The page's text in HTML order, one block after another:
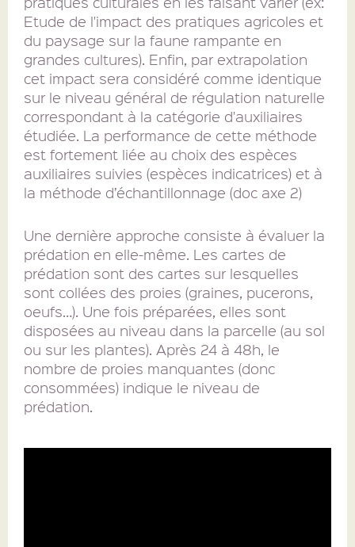
Etude de l'impact des pratiques agricoles et
du paysage sur la faune rampante en
grandes cultures). Enfin, par extrapolation
cet impact sera considéré comme identique
sur le niveau général de régulation naturelle
correspondant à la catégorie d'auxiliaires
étudiée. La performance de cette méthode
est fortement liée au choix des espèces
auxiliaires suivies (espèces indicatrices) et à
la méthode d’échantillonnage (doc axe 2)
Une dernière approche consiste à évaluer la
prédation en elle-même. Les cartes de
prédation sont des cartes sur lesquelles
sont collées des proies (graines, pucerons,
oeufs…). Une fois préparées, elles sont
disposées au niveau dans la parcelle (au sol
ou sur les plantes). Après 24 à 48h, le
nombre de proies manquantes (donc
consommées) indique le niveau de
prédation.